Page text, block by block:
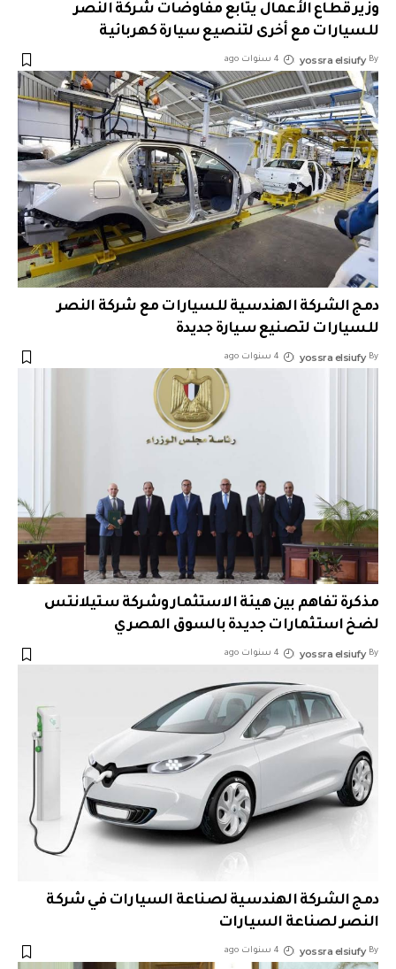
وزير قطاع الأعمال يتابع مفاوضات شركة النصر
للسيارات مع أخرى لتنصيع سيارة كهربائية
By
yossra elsiufy 4 سنوات ago
دمج الشركة الهندسية ‏للسيارات مع شركة النصر
للسيارات لتصنيع سيارة جديدة
By
yossra elsiufy 4 سنوات ago
مذكرة تفاهم بين هيئة الاستثمار وشركة ستيلانتس
لضخ استثمارات جديدة بالسوق المصري
By
yossra elsiufy 4 سنوات ago
دمج الشركة الهندسية لصناعة السيارات في شركة
النصر لصناعة السيارات
By
yossra elsiufy 4 سنوات ago